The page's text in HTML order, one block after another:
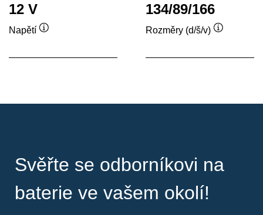
12 V
Napětí
134/89/166
Rozměry (d/š/v)
Svěřte se odborníkovi na
baterie ve vašem okolí!